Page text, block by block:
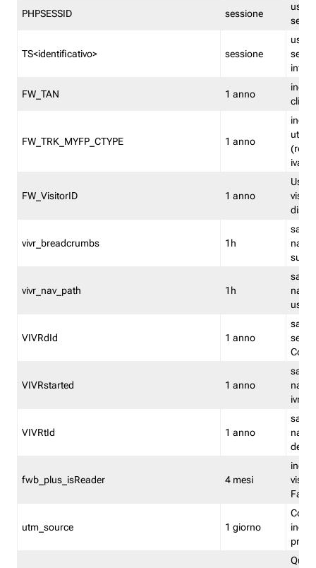
PHPSESSID sessione
TS<identificativo> sessione
FW_TAN 1 anno
FW_TRK_MYFP_CTYPE 1 anno
iva/
FW_VisitorID 1 anno
vivr_breadcrumbs 1h
salva
su
vivr_nav_path 1h
salva
VIVRdId 1 anno
salva
Convy
VIVRstarted 1 anno
salva
ivr
VIVRtId 1 anno
salva
del
fwb_plus_isReader 4 mesi
utm_source 1 giorno